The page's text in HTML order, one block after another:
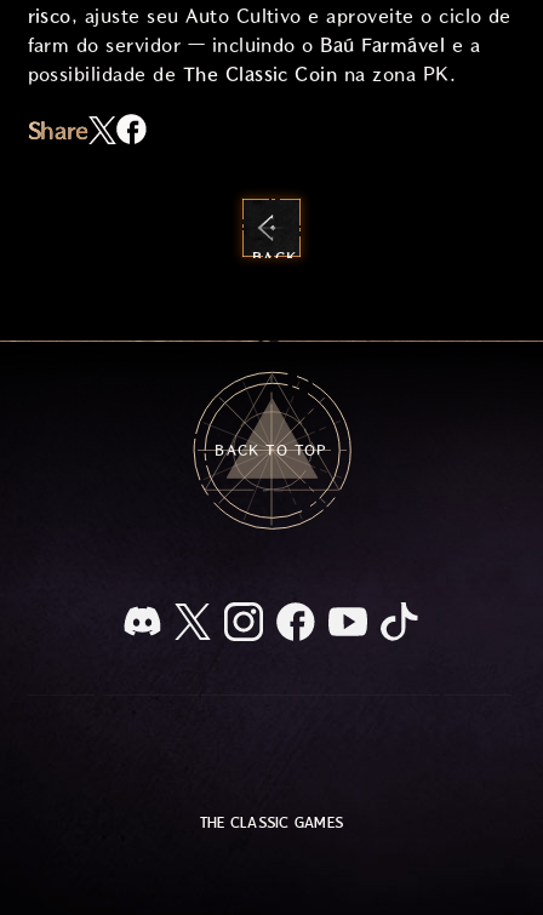
risco, ajuste seu Auto Cultivo e aproveite o ciclo de
farm do servidor — incluindo o Baú Farmável e a
possibilidade de The Classic Coin na zona PK.
Share
BACK
BACK TO TOP
THE CLASSIC GAMES